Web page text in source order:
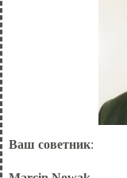
Ваш советник: